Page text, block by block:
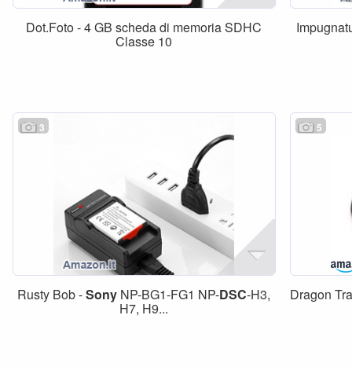
Dot.Foto - 4 GB scheda di memoria SDHC
Classe 10
3
Rusty Bob -Sony NP-BG1-FG1 NP-DSC-H3,
H7, H9...
5
Dragon